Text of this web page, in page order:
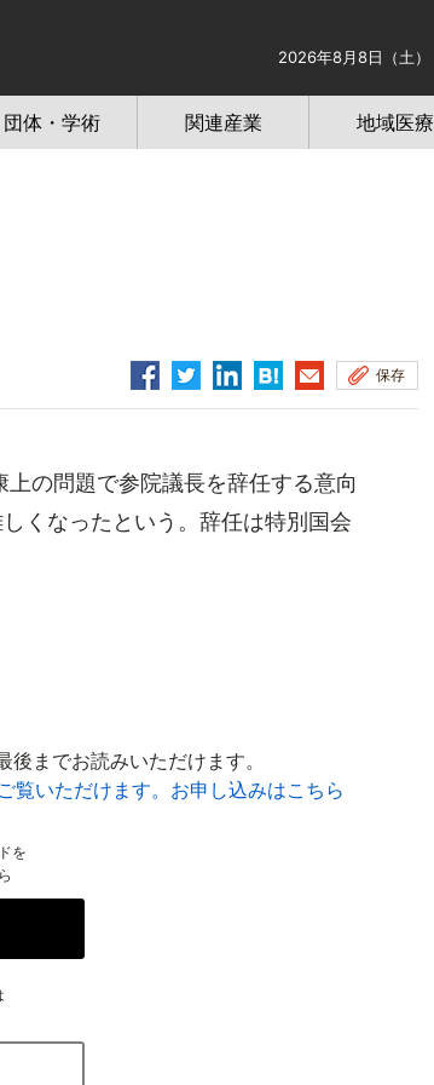
2026年8月8日（土）
団体・学術 関連産業 地域医療
保存
の問題で参院議長を辞任する意向
くなったという。辞任は特別国会
までお読みいただけます。
覧いただけます。お申し込みはこちら
を